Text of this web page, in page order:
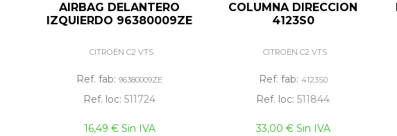
AIRBAG DELANTERO
IZQUIERDO 96380009ZE
CITROËN C2 VTS
Ref. fab: 96380009ZE
Ref. loc: 511724
16,49 € Sin IVA
COLUMNA DIRECCION
4123S0
CITROËN C2 VTS
Ref. fab: 4123S0
Ref. loc: 511844
33,00 € Sin IVA